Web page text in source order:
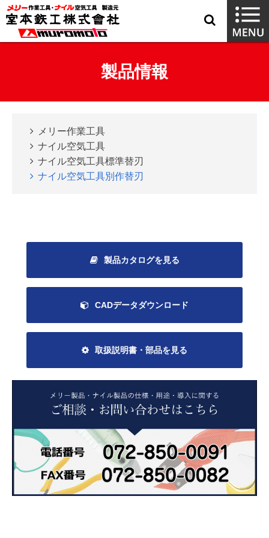
製品情報
メリー作業工具
ナイル空気工具
ナイル空気工具標準替刃
ナイル空気工具別作替刃
製品カタログを見る
CADデータダウンロード
取扱説明書・部品を見る